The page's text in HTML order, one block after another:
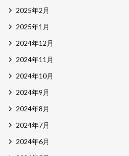
2025年2月
2025年1月
2024年12月
2024年11月
2024年10月
2024年9月
2024年8月
2024年7月
2024年6月